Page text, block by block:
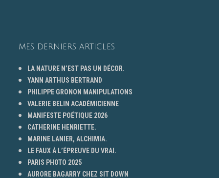
MES DERNIERS ARTICLES
LA NATURE N’EST PAS UN DÉCOR.
YANN ARTHUS BERTRAND
PHILIPPE GRONON MANIPULATIONS
VALERIE BELIN ACADÉMICIENNE
MANIFESTE POÉTIQUE 2026
CATHERINE HENRIETTE.
MARINE LANIER, ALCHIMIA.
LE FAUX À L’ÉPREUVE DU VRAI.
PARIS PHOTO 2025
AURORE BAGARRY CHEZ SIT DOWN